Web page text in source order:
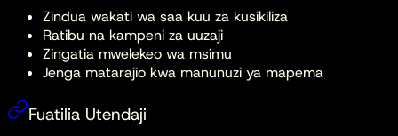
Zindua wakati wa saa kuu za kusikiliza
Ratibu na kampeni za uuzaji
Zingatia mwelekeo wa msimu
Jenga matarajio kwa manunuzi ya mapema
Fuatilia Utendaji